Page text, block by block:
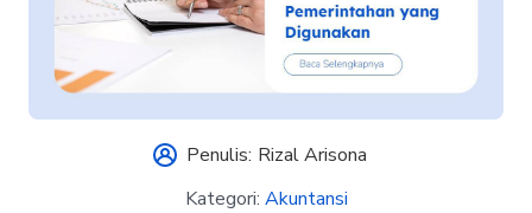
Penulis: Rizal Arisona
Kategori: Akuntansi